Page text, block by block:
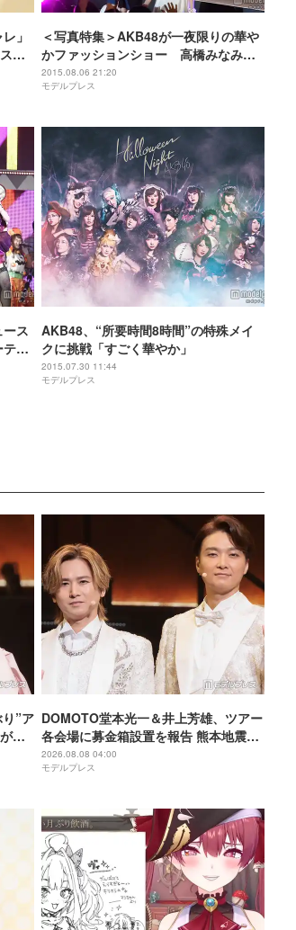
」
発
＜写真特集＞AKB48が一夜限りの華や
かファッションショー 高橋みなみ
「努力は必ず報われる」再び
2015.08.06 21:20
モデルプレス
ス
ィ
AKB48、“所要時間8時間”の特殊メイ
クに挑戦「すごく華やか」
2015.07.30 11:44
モデルプレス
”ア
あ
DOMOTO堂本光一＆井上芳雄、ツアー
各会場に募金箱設置を報告 熊本地震受
け「ステージから元気を届けられる形
になれば」
2026.08.08 04:00
モデルプレス